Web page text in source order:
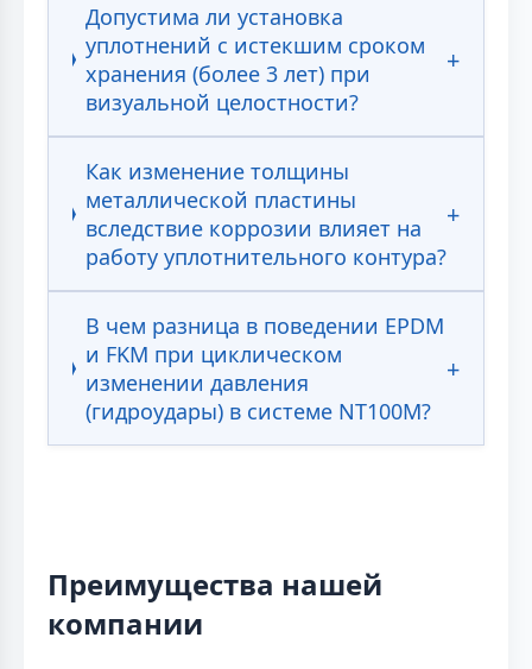
Допустима ли установка
уплотнений с истекшим сроком
хранения (более 3 лет) при
визуальной целостности?
Как изменение толщины
металлической пластины
вследствие коррозии влияет на
работу уплотнительного контура?
В чем разница в поведении EPDM
и FKM при циклическом
изменении давления
(гидроудары) в системе NT100M?
Преимущества нашей
компании